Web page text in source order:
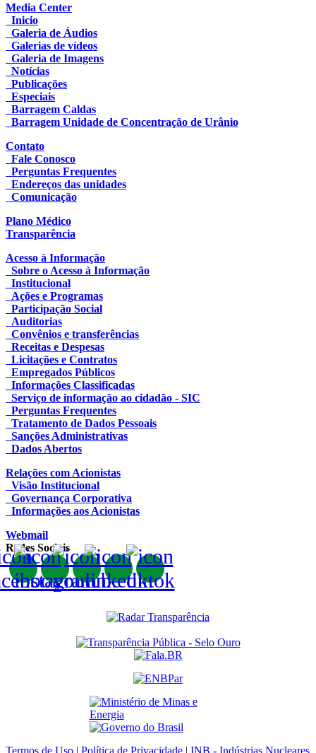
Media Center
Inicio
Galeria de Áudios
Galerias de vídeos
Galeria de Imagens
Notícias
Publicações
Especiais
Barragem Caldas
Barragem Unidade de Concentração de Urânio
Contato
Fale Conosco
Perguntas Frequentes
Endereços das unidades
Comunicação
Plano Médico
Transparência
Acesso à Informação
Sobre o Acesso à Informação
Institucional
Ações e Programas
Participação Social
Auditorias
Convênios e transferências
Receitas e Despesas
Licitações e Contratos
Empregados Públicos
Informações Classificadas
Serviço de informação ao cidadão - SIC
Perguntas Frequentes
Tratamento de Dados Pessoais
Sanções Administrativas
Dados Abertos
Relações com Acionistas
Visão Institucional
Governança Corporativa
Informações aos Acionistas
Webmail
Redes Sociais
Termos de Uso | Política de Privacidade | INB - Indústrias Nucleares